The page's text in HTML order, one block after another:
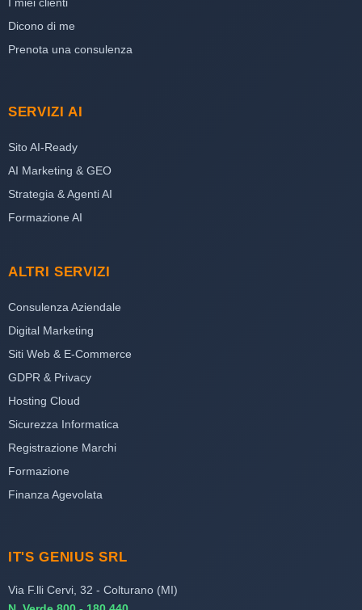
I miei clienti
Dicono di me
Prenota una consulenza
SERVIZI AI
Sito AI-Ready
AI Marketing & GEO
Strategia & Agenti AI
Formazione AI
ALTRI SERVIZI
Consulenza Aziendale
Digital Marketing
Siti Web & E-Commerce
GDPR & Privacy
Hosting Cloud
Sicurezza Informatica
Registrazione Marchi
Formazione
Finanza Agevolata
IT'S GENIUS SRL
Via F.lli Cervi, 32 - Colturano (MI)